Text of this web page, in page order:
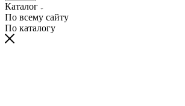
Каталог
По всему сайту
По каталогу